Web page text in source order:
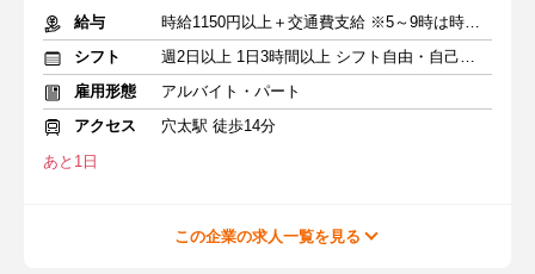
給与
時給1150円以上＋交通費支給 ※5～9時は時給1200円
シフト
週2日以上 1日3時間以上 シフト自由・自己申告
雇用形態
アルバイト・パート
アクセス
穴太駅 徒歩14分
あと1日
この企業の求人一覧を見る